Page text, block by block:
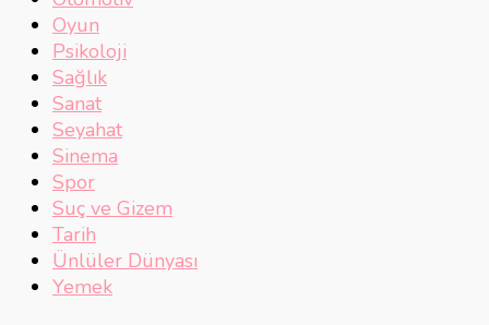
Oyun
Psikoloji
Sağlık
Sanat
Seyahat
Sinema
Spor
Suç ve Gizem
Tarih
Ünlüler Dünyası
Yemek